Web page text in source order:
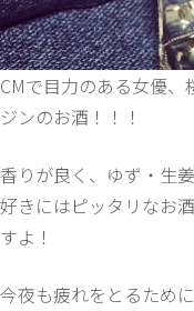
CMで目力のある女優
ジンのお酒！！！
香りが良く、ゆず・生
好きにはピッタリなお
すよ！
今夜も疲れをとるため